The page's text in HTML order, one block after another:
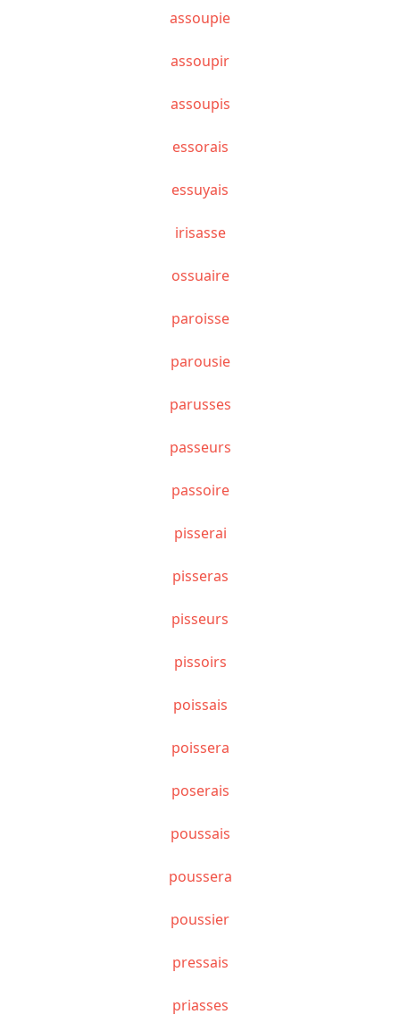
assoupie
assoupir
assoupis
essorais
essuyais
irisasse
ossuaire
paroisse
parousie
parusses
passeurs
passoire
pisserai
pisseras
pisseurs
pissoirs
poissais
poissera
poserais
poussais
poussera
poussier
pressais
priasses